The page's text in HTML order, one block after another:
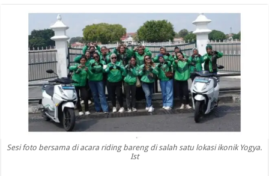
Sesi foto bersama di acara riding bareng di salah satu lokasi ikonik Yogya.
Ist